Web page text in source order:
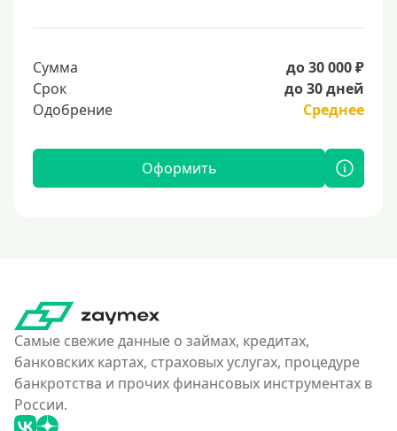
Сумма
до 30 000 ₽
Срок
до 30 дней
Одобрение
Среднее
Оформить
Самые свежие данные о займах, кредитах,
банковских картах, страховых услугах, процедуре
банкротства и прочих финансовых инструментах в
России.